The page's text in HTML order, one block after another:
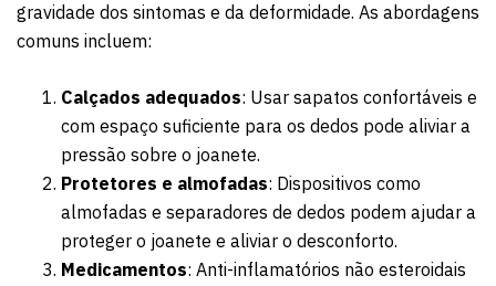
gravidade dos sintomas e da deformidade. As abordagens
comuns incluem:
Calçados adequados: Usar sapatos confortáveis e
com espaço suficiente para os dedos pode aliviar a
pressão sobre o joanete.
Protetores e almofadas: Dispositivos como
almofadas e separadores de dedos podem ajudar a
proteger o joanete e aliviar o desconforto.
Medicamentos: Anti-inflamatórios não esteroidais